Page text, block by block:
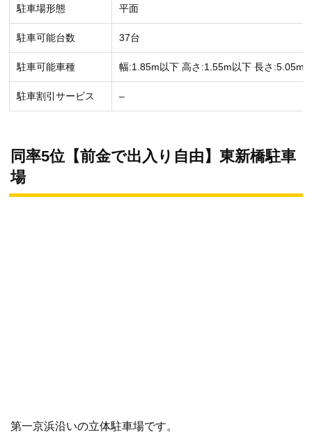
駐車場形態 平面
駐車可能台数 37台
駐車可能車種 幅:1.85m以下 高さ:1.55m以下 長さ:5.05m
駐車割引サービス –
同率5位【前金で出入り自由】東新橋駐車
場
第一京浜沿いの立体駐車場です。